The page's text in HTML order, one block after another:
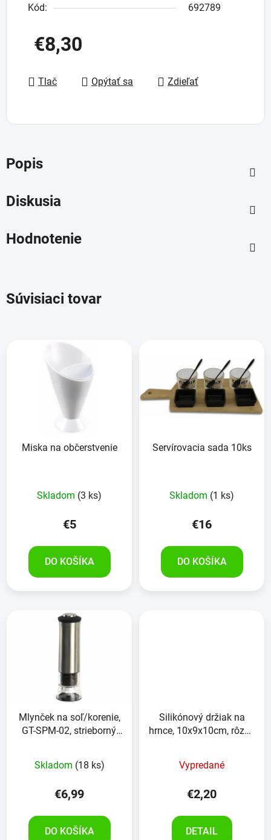
Kód:
692789
€8,30
Tlač
Opýtať sa Zdieľať
Popis
Diskusia
Hodnotenie
Súvisiaci tovar
Miska na občerstvenie
Skladom (3 ks)
€5
DO KOŠÍKA
Servírovacia sada 10ks
Skladom (1 ks)
€16
DO KOŠÍKA
Mlynček na soľ/korenie,
GT-SPM-02, strieborný,
Skladom (18 ks)
€6,99
DO KOŠÍKA
Silikónový držiak na
hrnce, 10x9x10cm, rôzne
Vypredané
€2,20
DETAIL